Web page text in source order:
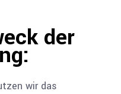
der
wir das